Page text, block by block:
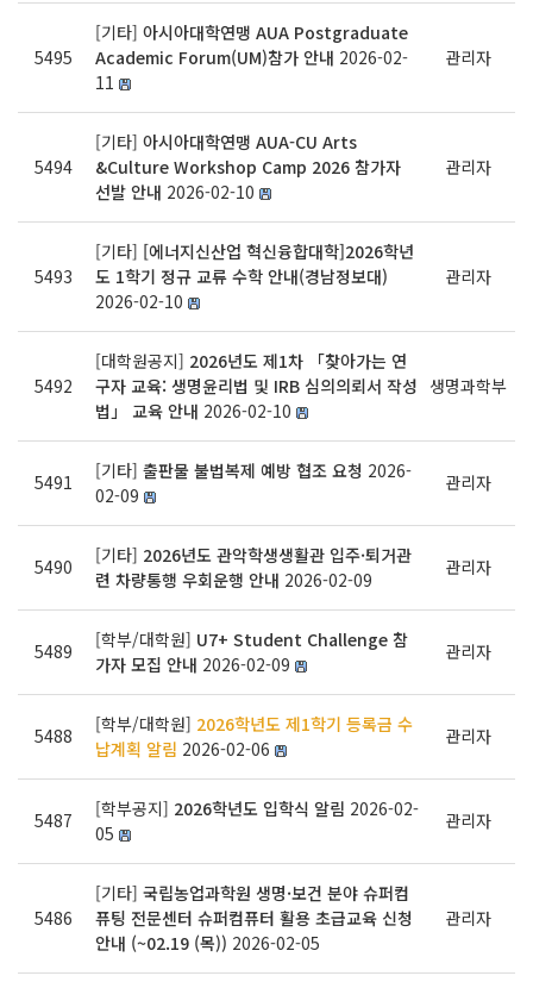
5495
[기타] 아시아대학연맹 AUA Postgraduate
Academic Forum(UM)참가 안내 2026-02-
11
관리자
5494
[기타] 아시아대학연맹 AUA-CU Arts
&Culture Workshop Camp 2026 참가자
선발 안내 2026-02-10
관리자
5493
[기타] [에너지신산업 혁신융합대학]2026학년
도 1학기 정규 교류 수학 안내(경남정보대)
2026-02-10
관리자
5492
[대학원공지] 2026년도 제1차 「찾아가는 연
구자 교육: 생명윤리법 및 IRB 심의의뢰서 작성
법」 교육 안내 2026-02-10
생명과학부
5491 [기타] 출판물 불법복제 예방 협조 요청 2026-
02-09
관리자
5490 [기타] 2026년도 관악학생생활관 입주·퇴거관
련 차량통행 우회운행 안내 2026-02-09
관리자
5489 [학부/대학원] U7+ Student Challenge 참
가자 모집 안내 2026-02-09
관리자
5488 [학부/대학원] 2026학년도 제1학기 등록금 수
납계획 알림 2026-02-06
관리자
5487 [학부공지] 2026학년도 입학식 알림 2026-02-
05
관리자
5486
[기타] 국립농업과학원 생명·보건 분야 슈퍼컴
퓨팅 전문센터 슈퍼컴퓨터 활용 초급교육 신청
안내 (~02.19 (목)) 2026-02-05
관리자